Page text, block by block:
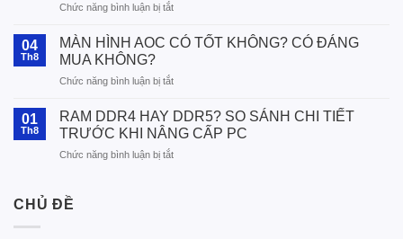
Chức năng bình luận bị tắtở
Chọn
Phù
Với
CPU
Và
04
Th8
MÀN HÌNH AOC CÓ TỐT KHÔNG? CÓ ĐÁNG
MUA KHÔNG?
Chức năng bình luận bị tắtở
HÌNH
AOC
CÓ
TỐT
01
Th8
RAM DDR4 HAY DDR5? SO SÁNH CHI TIẾT
TRƯỚC KHI NÂNG CẤP PC
Chức năng bình luận bị tắtở
CHỦ ĐỀ